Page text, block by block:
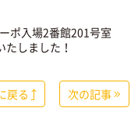
ポ入場2番館201号室
しました！
次の記事
戻る